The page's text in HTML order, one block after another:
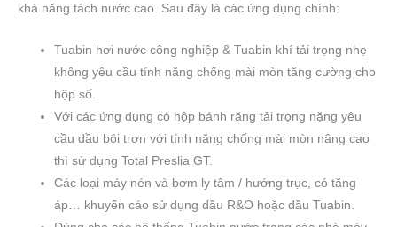
khả năng tách nước cao. Sau đây là các ứng dụng chính:
Tuabin hơi nước công nghiệp & Tuabin khí tải trọng nhẹ
không yêu cầu tính năng chống mài mòn tăng cường cho
hộp số.
Với các ứng dụng có hộp bánh răng tải trọng nặng yêu
cầu dầu bôi trơn với tính năng chống mài mòn nâng cao
thì sử dụng Total Preslia GT.
Các loại máy nén và bơm ly tâm / hướng trục, có tăng
áp… khuyến cáo sử dụng dầu R&O hoặc dầu Tuabin.